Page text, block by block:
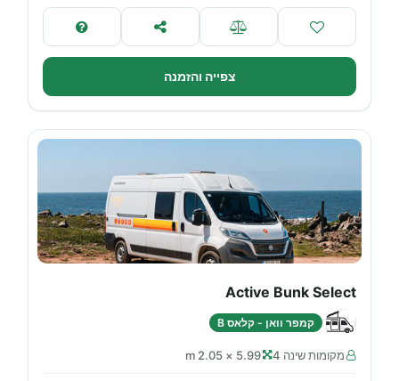
צפייה והזמנה
Active Bunk Select
קמפר וואן - קלאס B
מקומות שינה 4 5.99 × 2.05 m